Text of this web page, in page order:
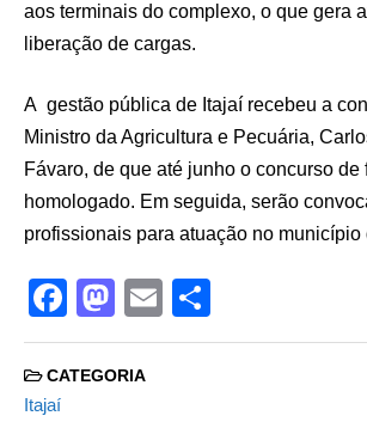
aos terminais do complexo, o que gera
liberação de cargas.
A gestão pública de Itajaí recebeu a
Ministro da Agricultura e Pecuária,
Fávaro, de que até junho o concurso de
homologado. Em seguida, serão
profissionais para atuação no município
F
a
c
M
a
st
E
m h
CATEGORIA
Itajaí